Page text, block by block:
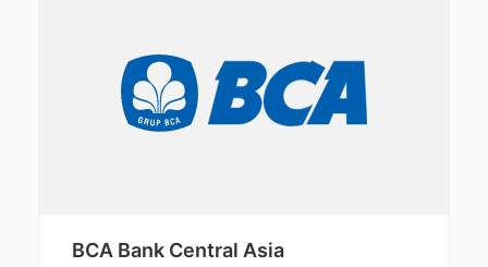
BCA Bank Central Asia